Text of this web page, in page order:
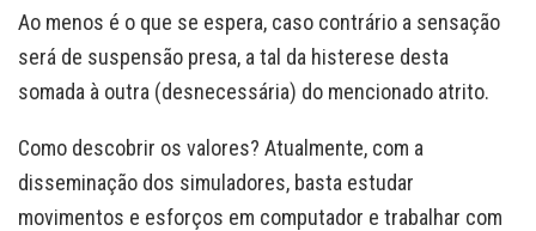
Ao menos é o que se espera, caso contrário a sensação
será de suspensão presa, a tal da histerese desta
somada à outra (desnecessária) do mencionado atrito.
Como descobrir os valores? Atualmente, com a
disseminação dos simuladores, basta estudar
movimentos e esforços em computador e trabalhar com